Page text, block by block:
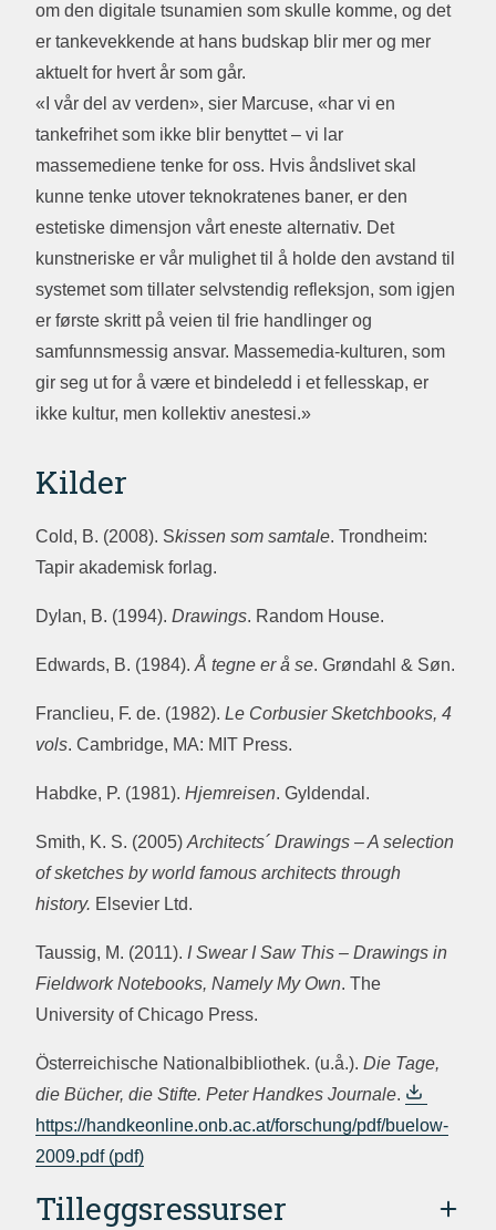
om den digitale tsunamien som skulle komme, og det
er tankevekkende at hans budskap blir mer og mer
aktuelt for hvert år som går.
«I vår del av verden», sier Marcuse, «har vi en
tankefrihet som ikke blir benyttet – vi lar
massemediene tenke for oss. Hvis åndslivet skal
kunne tenke utover teknokratenes baner, er den
estetiske dimensjon vårt eneste alternativ. Det
kunstneriske er vår mulighet til å holde den avstand til
systemet som tillater selvstendig refleksjon, som igjen
er første skritt på veien til frie handlinger og
samfunnsmessig ansvar. Massemedia-kulturen, som
gir seg ut for å være et bindeledd i et fellesskap, er
ikke kultur, men kollektiv anestesi.»
Kilder
Cold, B. (2008). Skissen som samtale. Trondheim:
Tapir akademisk forlag.
Dylan, B. (1994). Drawings. Random House.
Edwards, B. (1984). Å tegne er å se. Grøndahl & Søn.
Franclieu, F. de. (1982). Le Corbusier Sketchbooks, 4
vols. Cambridge, MA: MIT Press.
Habdke, P. (1981). Hjemreisen. Gyldendal.
Smith, K. S. (2005) Architects´ Drawings – A selection
of sketches by world famous architects through
history. Elsevier Ltd.
Taussig, M. (2011). I Swear I Saw This – Drawings in
Fieldwork Notebooks, Namely My Own. The
University of Chicago Press.
Österreichische Nationalbibliothek. (u.å.). Die Tage,
die Bücher, die Stifte. Peter Handkes Journale.
https://handkeonline.onb.ac.at/forschung/pdf/buelow-
2009.pdf
Tilleggsressurser